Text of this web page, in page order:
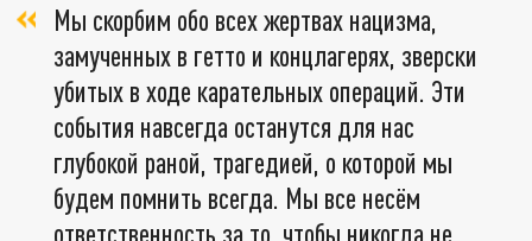
Мы скорбим обо всех жертвах нацизма,
замученных в гетто и концлагерях, зверски
убитых в ходе карательных операций. Эти
события навсегда останутся для нас
глубокой раной, трагедией, о которой мы
будем помнить всегда. Мы все несём
ответственность за то, чтобы никогда не